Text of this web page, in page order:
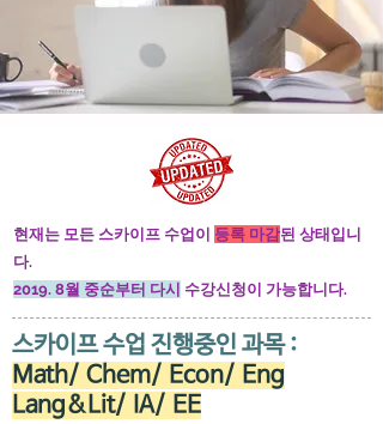
현재는 모든 스카이프 수업이 등록 마감된 상태입니
다.
2019. 8월 중순부터 다시 수강신청이 가능합니다.
스카이프 수업 진행중인 과목 :
Math/ Chem/ Econ/ Eng
Lang&Lit/ IA/ EE